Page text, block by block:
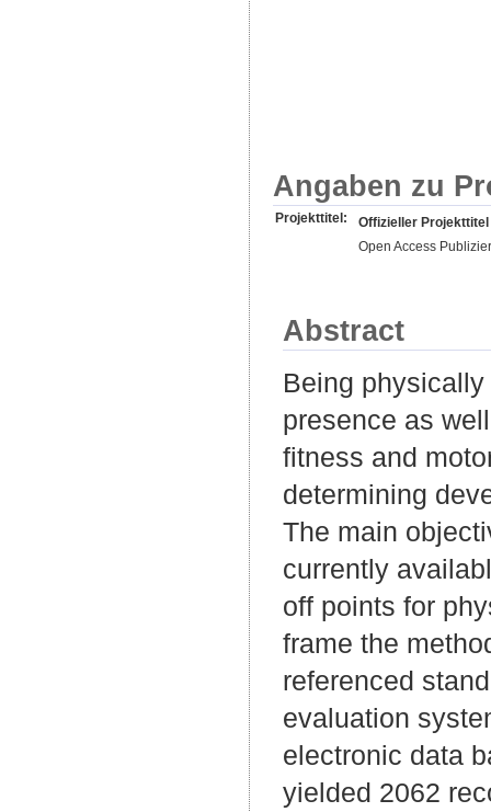
Angaben zu
Projekttitel:
Offizieller Projekttitel
Open Access
Abstract
Being
presence as
fitness and
determining
The main
currently
off points for
frame the
referenced
evaluation
electronic data
yielded 2062